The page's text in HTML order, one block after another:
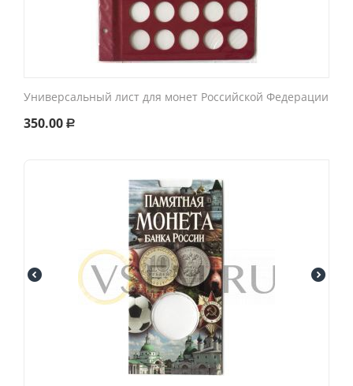
Универсальный лист для монет Российской Федерации
350.00 Р